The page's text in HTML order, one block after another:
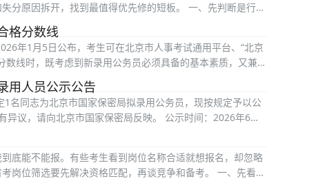
分原因拆开，找到最值得优先修的短板。 一、先判断是行测
格分数线
年1月5日公布，考生可在北京市人事考试通用平台、“北京
线时，既考虑到新录用公务员必须具备的基本素质，又兼顾
用人员公示公告
名同志为北京市国家保密局拟录用公务员，现按规定予以公
议，请向北京市国家保密局反映。 公示时间：2026年6月2
底能不能报。有些考生看到岗位名称合适就想报名，却忽略
岗位筛选要先解决资格匹配，再谈竞争和备考。 一、先看专